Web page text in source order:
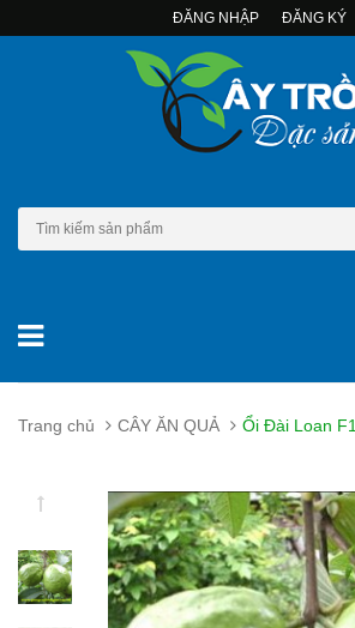
ĐĂNG NHẬP ĐĂNG KÝ
Trang chủ CÂY ĂN QUẢ Ổi Đài Loan F1